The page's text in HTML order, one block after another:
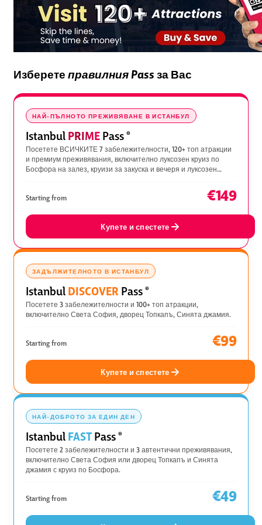
Изберетеправилния Passза Вас
НАЙ-ПЪЛНОТО ПРЕЖИВЯВАНЕ В ИСТАНБУЛ
IstanbulPRIMEPass ®
Посетете ВСИЧКИТЕ 7 забележителности, 120+ топ атракции
и премиум преживявания, включително луксозен круиз по
Босфора на залез, круизи за закуска и вечеря и луксозен
Starting from
€149
Купете и спестете
ЗАДЪЛЖИТЕЛНОТО В ИСТАНБУЛ
IstanbulDISCOVER Pass ®
Посетете 3 забележителности и 100+ топ атракции,
включително Света София, дворец Топкапъ, Синята джамия.
Starting from €99
Купете и спестете
НАЙ-ДОБРОТО ЗА ЕДИН ДЕН
IstanbulFASTPass ®
Посетете 2 забележителности и 3 автентични преживявания,
включително Света София или дворец Топкапъ и Синята
джамия с круиз по Босфора.
Starting from €49